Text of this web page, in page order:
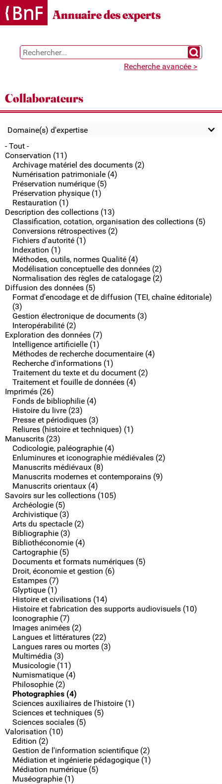
Gestion des cookies
Annuaire des experts
Chercher
Recherche avancée >
Collaborateurs
Domaine(s) d'expertise
- Tout -
Conservation (11)
Archivage matériel des documents (2)
Numérisation patrimoniale (4)
Préservation numérique (5)
Préservation physique (1)
Restauration (1)
Description des collections (13)
Classification, cotation, organisation des collections (5)
Conversions rétrospectives (2)
Fichiers d'autorité (1)
Indexation (1)
Méthodes, outils, normes Qualité (4)
Modélisation conceptuelle des données (2)
Normalisation des règles de catalogage (2)
Diffusion des données (5)
Format d'encodage et de diffusion (TEI, chaîne éditoriale)
(3)
Gestion électronique de documents (3)
Interopérabilité (2)
Exploration des données (7)
Intelligence artificielle (1)
Méthodes de recherche documentaire (4)
Recherche d'informations (1)
Traitement du texte et du document (2)
Traitement et fouille de données (4)
Imprimés (26)
Fonds de bibliophilie (4)
Histoire du livre (23)
Presse et périodiques (3)
Reliures (histoire et techniques) (1)
Manuscrits (23)
Codicologie, paléographie (4)
Enluminures et iconographie médiévales (2)
Manuscrits médiévaux (8)
Manuscrits modernes et contemporains (9)
Manuscrits orientaux (4)
Savoirs sur les collections (105)
Archéologie (5)
Archivistique (3)
Arts du spectacle (2)
Bibliographie (3)
Bibliothéconomie (4)
Cartographie (5)
Documents et formats numériques (5)
Droit, économie et gestion (6)
Estampes (7)
Glyptique (1)
Histoire et civilisations (14)
Histoire et fabrication des supports audiovisuels (10)
Iconographie (7)
Images animées (2)
Langues et littératures (22)
Langues rares ou mortes (3)
Multimédia (3)
Musicologie (11)
Numismatique (4)
Philosophie (2)
Photographies (4)
Sciences auxiliaires de l'histoire (1)
Sciences et techniques (5)
Sciences sociales (5)
Valorisation (10)
Edition (2)
Gestion de l'information scientifique (2)
Médiation et ingénierie pédagogique (1)
Médiation numérique (5)
Muséographie (1)